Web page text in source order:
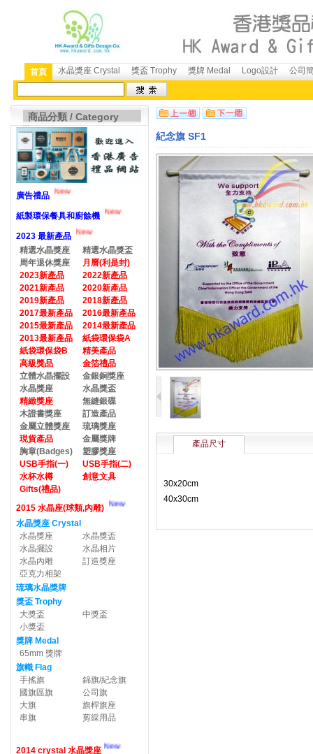
首頁 水晶獎座 Crystal 獎盃 Trophy 獎牌 Medal Logo設計 公司
商品分類 / Category
廣告禮品 New
紙製環保餐具和廚餘機 New
2023 最新產品 New
精選水晶獎座
精選水晶獎盃
周年退休獎座
月曆(利是封)
2023新產品
2022新產品
2021新產品
2020新產品
2019新產品
2018新產品
2017最新產品
2016最新產品
2015最新產品
2014最新產品
2013最新產品
紙袋環保袋A
紙袋環保袋B
精美產品
高級獎品
金箔禮品
立體水晶擺設
金銀銅獎座
水晶獎座
水晶獎盃
精緻獎座
無縫銀碟
木證書獎座
訂造產品
金屬立體獎座
琉璃獎座
現貨產品
金屬獎牌
胸章(Badges)
塑膠獎座
USB手指(一)
USB手指(二)
水杯水樽
創意文具
Gifts(禮品)
2015 水晶座(球類,內雕) New
水晶獎座 Crystal
水晶獎座
水晶獎盃
水晶擺設
水晶相片
水晶內雕
訂造獎座
亞克力相架
琉璃水晶獎牌
獎盃 Trophy
大獎盃
中獎盃
小獎盃
獎牌 Medal
65mm 獎牌
旗幟 Flag
手搖旗
錦旗/紀念旗
國旗區旗
公司旗
大旗
旗桿旗座
串旗
剪綵用品
2014 crystal 水晶獎座 New
紀念旗 SF1
產品尺寸
30x20cm
40x30cm